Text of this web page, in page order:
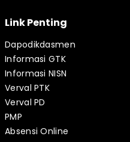
Link Penting
Dapodikdasmen
Informasi GTK
Informasi NISN
Verval PTK
Verval PD
PMP
Absensi Online